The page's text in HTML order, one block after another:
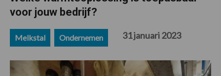
voor jouw bedrijf?
Melkstal Ondernemen 31 januari 2023